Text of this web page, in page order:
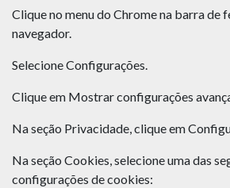
Clique no menu do Chrome na barra de
navegador.
Selecione Configurações.
Clique em Mostrar configurações
Na seção Privacidade, clique em
Na seção Cookies, selecione uma das
configurações de cookies: